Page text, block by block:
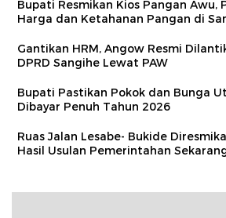
Bupati Resmikan Kios Pangan Awu,
Harga dan Ketahanan Pangan di
Gantikan HRM, Angow Resmi
DPRD Sangihe Lewat PAW
Bupati Pastikan Pokok dan Bunga
Dibayar Penuh Tahun 2026
Ruas Jalan Lesabe- Bukide
Hasil Usulan Pemerintahan